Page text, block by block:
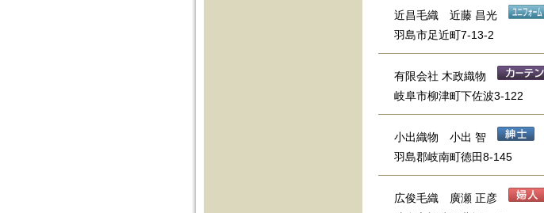
近昌毛織 近藤 昌光
羽島市足近町7-13-2
有限会社 木政織物
岐阜市柳津町下佐波3-122
小出織物 小出 智
羽島郡岐南町徳田8-145
広俊毛織 廣瀬 正彦